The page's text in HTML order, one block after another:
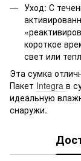
Уход: С
короткое
свет или
Эта сумка
Пакет Integra в
идеальную
снаружи.